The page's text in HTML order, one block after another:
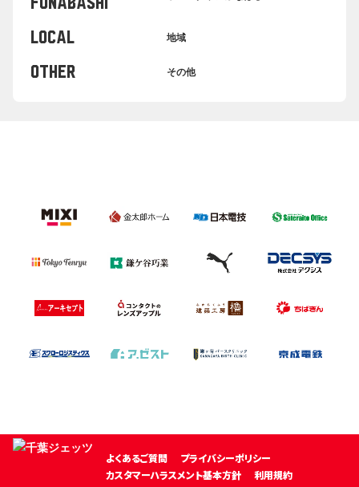
LOCAL 地域
OTHER その他
よくあるご質問
プライバシーポリシー
カスタマーハラスメント基本方針
利用規約